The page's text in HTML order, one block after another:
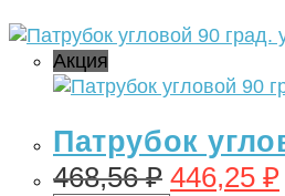
Акция
Патрубок
468,56₽ 446,25 ₽